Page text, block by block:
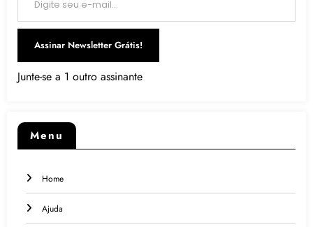
Assinar Newsletter Grátis!
Junte-se a 1 outro assinante
Menu
Home
Ajuda